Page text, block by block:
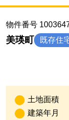
物件番号
美瑛町 既存住
土地面積
建築年月